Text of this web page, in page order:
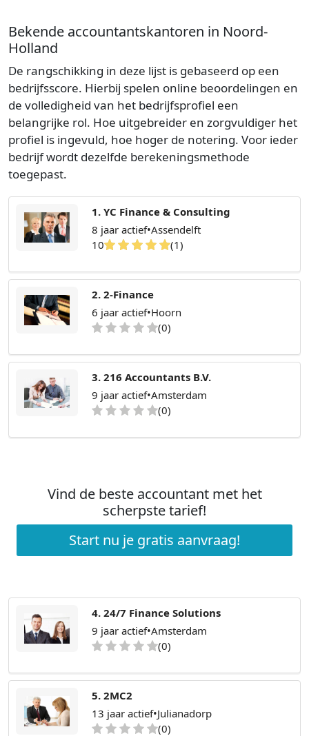
Bekende accountantskantoren in Noord-
Holland
De rangschikking in deze lijst is gebaseerd op een
bedrijfsscore. Hierbij spelen online beoordelingen en
de volledigheid van het bedrijfsprofiel een
belangrijke rol. Hoe uitgebreider en zorgvuldiger het
profiel is ingevuld, hoe hoger de notering. Voor ieder
bedrijf wordt dezelfde berekeningsmethode
toegepast.
1. YC Finance & Consulting
8 jaar actief•Assendelft
10
(1)
2. 2-Finance
6 jaar actief•Hoorn
(0)
3. 216 Accountants B.V.
9 jaar actief•Amsterdam
(0)
Vind de beste accountant met het
scherpste tarief!
Start nu je gratis aanvraag!
4. 24/7 Finance Solutions
9 jaar actief•Amsterdam
(0)
5. 2MC2
13 jaar actief•Julianadorp
(0)